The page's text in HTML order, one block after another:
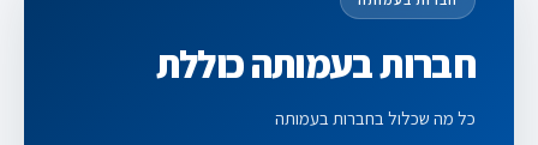
חברות בעמותה כוללת
כל מה שכלול בחברות בעמותה